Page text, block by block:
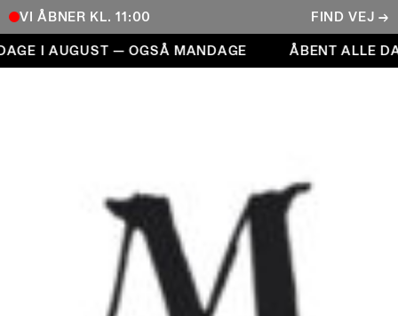
VI ÅBNER KL. 11:00 FIND VEJ →
Åbent alle dage i august — også mandage
AUGUST — OGSÅ MANDAGE ÅBENT ALLE DAGE